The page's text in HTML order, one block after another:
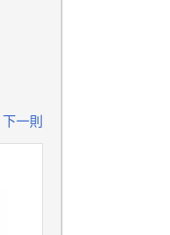
下一則